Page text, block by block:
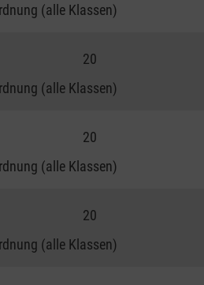
(alle Klassen)
20
(alle Klassen)
20
(alle Klassen)
20
(alle Klassen)